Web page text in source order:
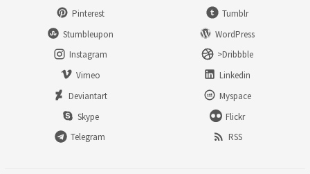
Pinterest
Tumblr
Stumbleupon
WordPress
Instagram
>Dribbble
Vimeo
Linkedin
Deviantart
Myspace
Skype
Flickr
Telegram
RSS